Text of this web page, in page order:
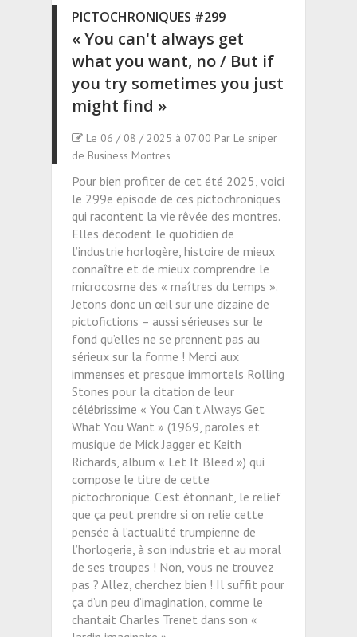
PICTOCHRONIQUES #299
« You can't always get
what you want, no / But if
you try sometimes you just
might find »
Le 06 / 08 / 2025 à 07:00 Par Le sniper
de Business Montres
Pour bien profiter de cet été 2025, voici
le 299e épisode de ces pictochroniques
qui racontent la vie rêvée des montres.
Elles décodent le quotidien de
l’industrie horlogère, histoire de mieux
connaître et de mieux comprendre le
microcosme des « maîtres du temps ».
Jetons donc un œil sur une dizaine de
pictofictions – aussi sérieuses sur le
fond qu’elles ne se prennent pas au
sérieux sur la forme ! Merci aux
immenses et presque immortels Rolling
Stones pour la citation de leur
célébrissime « You Can’t Always Get
What You Want » (1969, paroles et
musique de Mick Jagger et Keith
Richards, album « Let It Bleed ») qui
compose le titre de cette
pictochronique. C’est étonnant, le relief
que ça peut prendre si on relie cette
pensée à l’actualité trumpienne de
l’horlogerie, à son industrie et au moral
de ses troupes ! Non, vous ne trouvez
pas ? Allez, cherchez bien ! Il suffit pour
ça d’un peu d’imagination, comme le
chantait Charles Trenet dans son «